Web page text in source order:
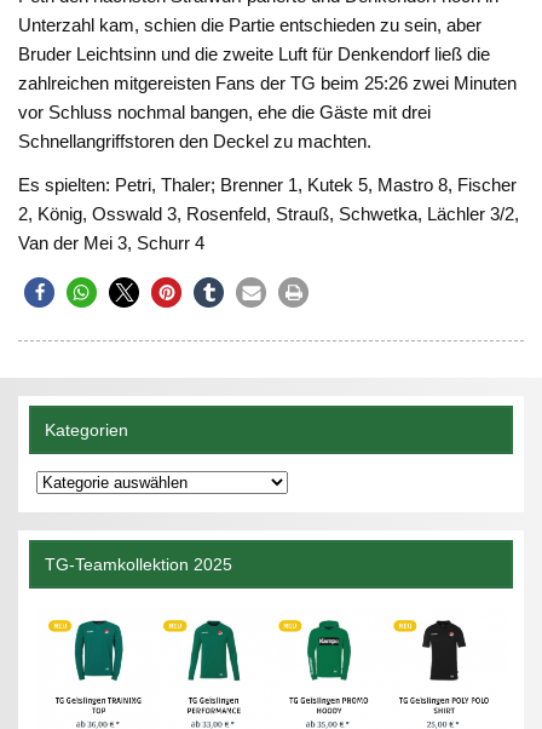
Unterzahl kam, schien die Partie entschieden zu sein, aber
Bruder Leichtsinn und die zweite Luft für Denkendorf ließ die
zahlreichen mitgereisten Fans der TG beim 25:26 zwei Minuten
vor Schluss nochmal bangen, ehe die Gäste mit drei
Schnellangriffstoren den Deckel zu machten.
Es spielten: Petri, Thaler; Brenner 1, Kutek 5, Mastro 8, Fischer
2, König, Osswald 3, Rosenfeld, Strauß, Schwetka, Lächler 3/2,
Van der Mei 3, Schurr 4
Kategorien
Kategorien
TG-Teamkollektion 2025